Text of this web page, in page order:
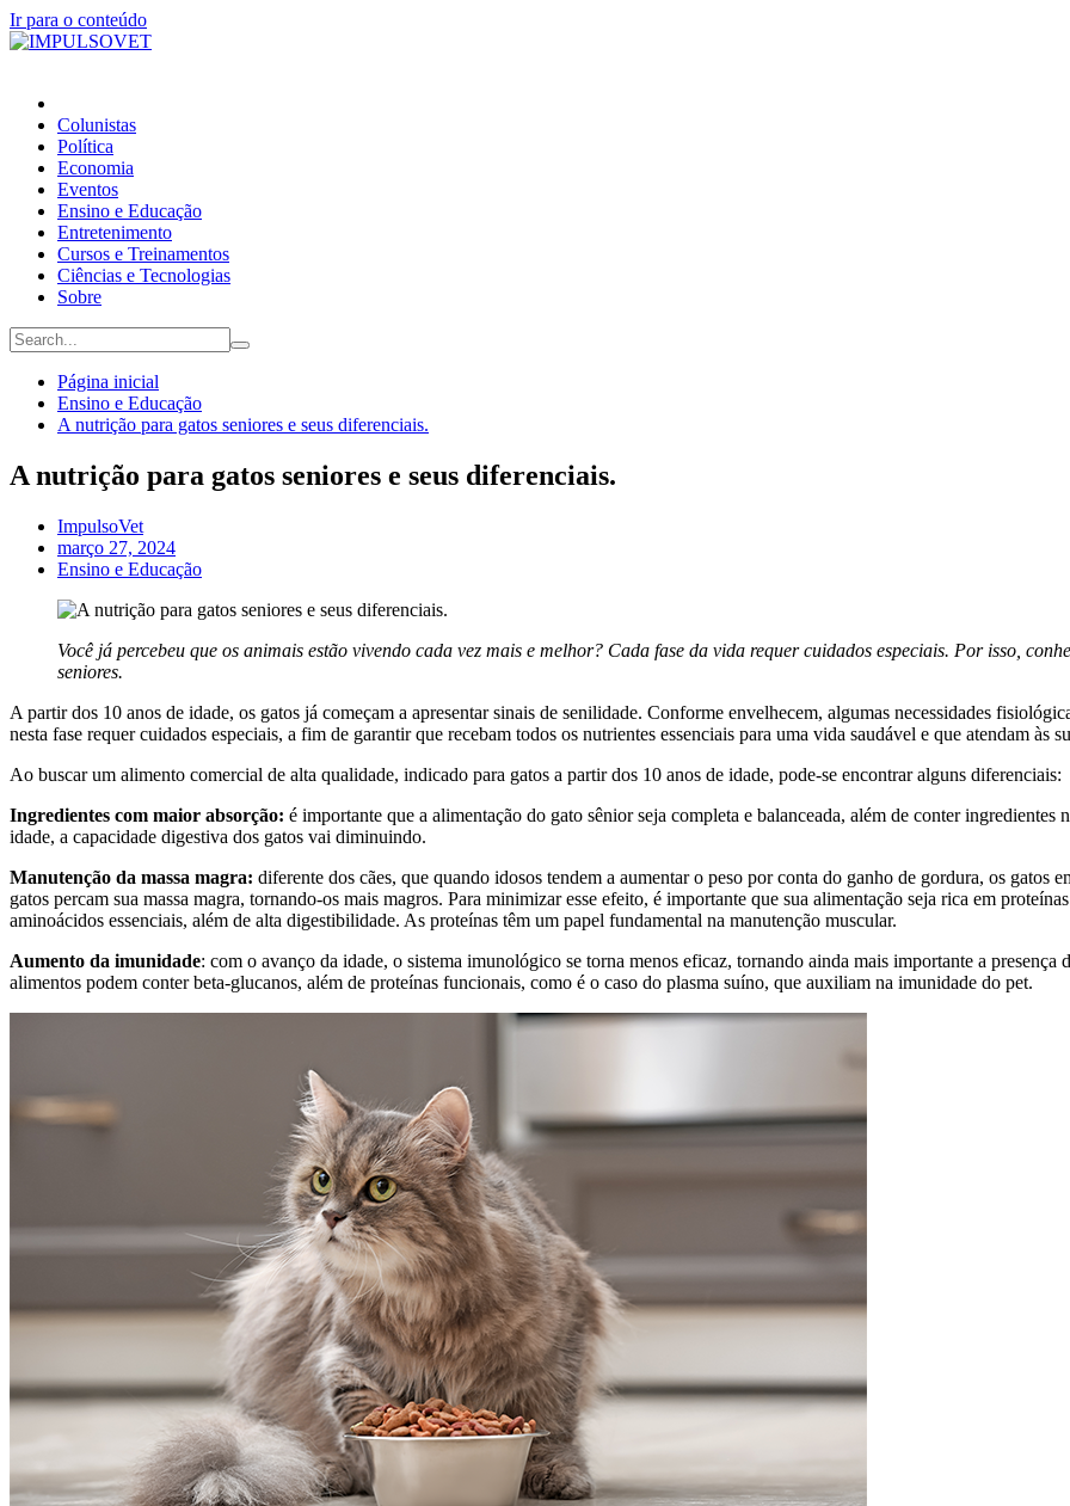
Ir para o conteúdo
Colunistas
Política
Economia
Eventos
Ensino e Educação
Entretenimento
Cursos e Treinamentos
Ciências e Tecnologias
Sobre
Página inicial
Ensino e Educação
A nutrição para gatos seniores e seus diferenciais.
A nutrição para gatos seniores e seus diferenciais.
ImpulsoVet
março 27, 2024
Ensino e Educação
Você já percebeu que os animais estão vivendo cada vez mais e melhor? Cada fase da vida requer cuidados especiais. Por isso,
seniores.
A partir dos 10 anos de idade, os gatos já começam a apresentar sinais de senilidade. Conforme envelhecem, algumas necessidades
nesta fase requer cuidados especiais, a fim de garantir que recebam todos os nutrientes essenciais para uma vida saudável e que atendam às
Ao buscar um alimento comercial de alta qualidade, indicado para gatos a partir dos 10 anos de idade, pode-se encontrar alguns diferenciais:
Ingredientes com maior absorção: é importante que a alimentação do gato sênior seja completa e balanceada, além de conter
idade, a capacidade digestiva dos gatos vai diminuindo.
Manutenção da massa magra: diferente dos cães, que quando idosos tendem a aumentar o peso por conta do ganho de gordura, os gatos
gatos percam sua massa magra, tornando-os mais magros. Para minimizar esse efeito, é importante que sua alimentação seja rica em
aminoácidos essenciais, além de alta digestibilidade. As proteínas têm um papel fundamental na manutenção muscular.
Aumento da imunidade: com o avanço da idade, o sistema imunológico se torna menos eficaz, tornando ainda mais importante a
alimentos podem conter beta-glucanos, além de proteínas funcionais, como é o caso do plasma suíno, que auxiliam na imunidade do pet.